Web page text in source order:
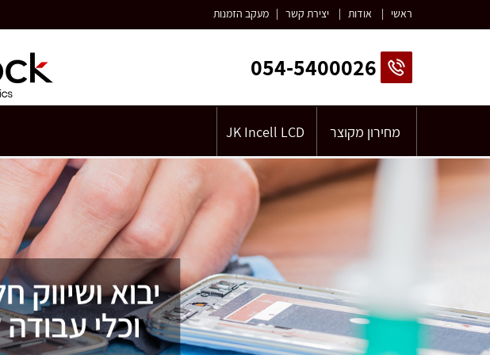
ראשי | אודות | יצירת קשר | מעקב הזמנות
054-5400026
מחירון מקוצר JK Incell LCD